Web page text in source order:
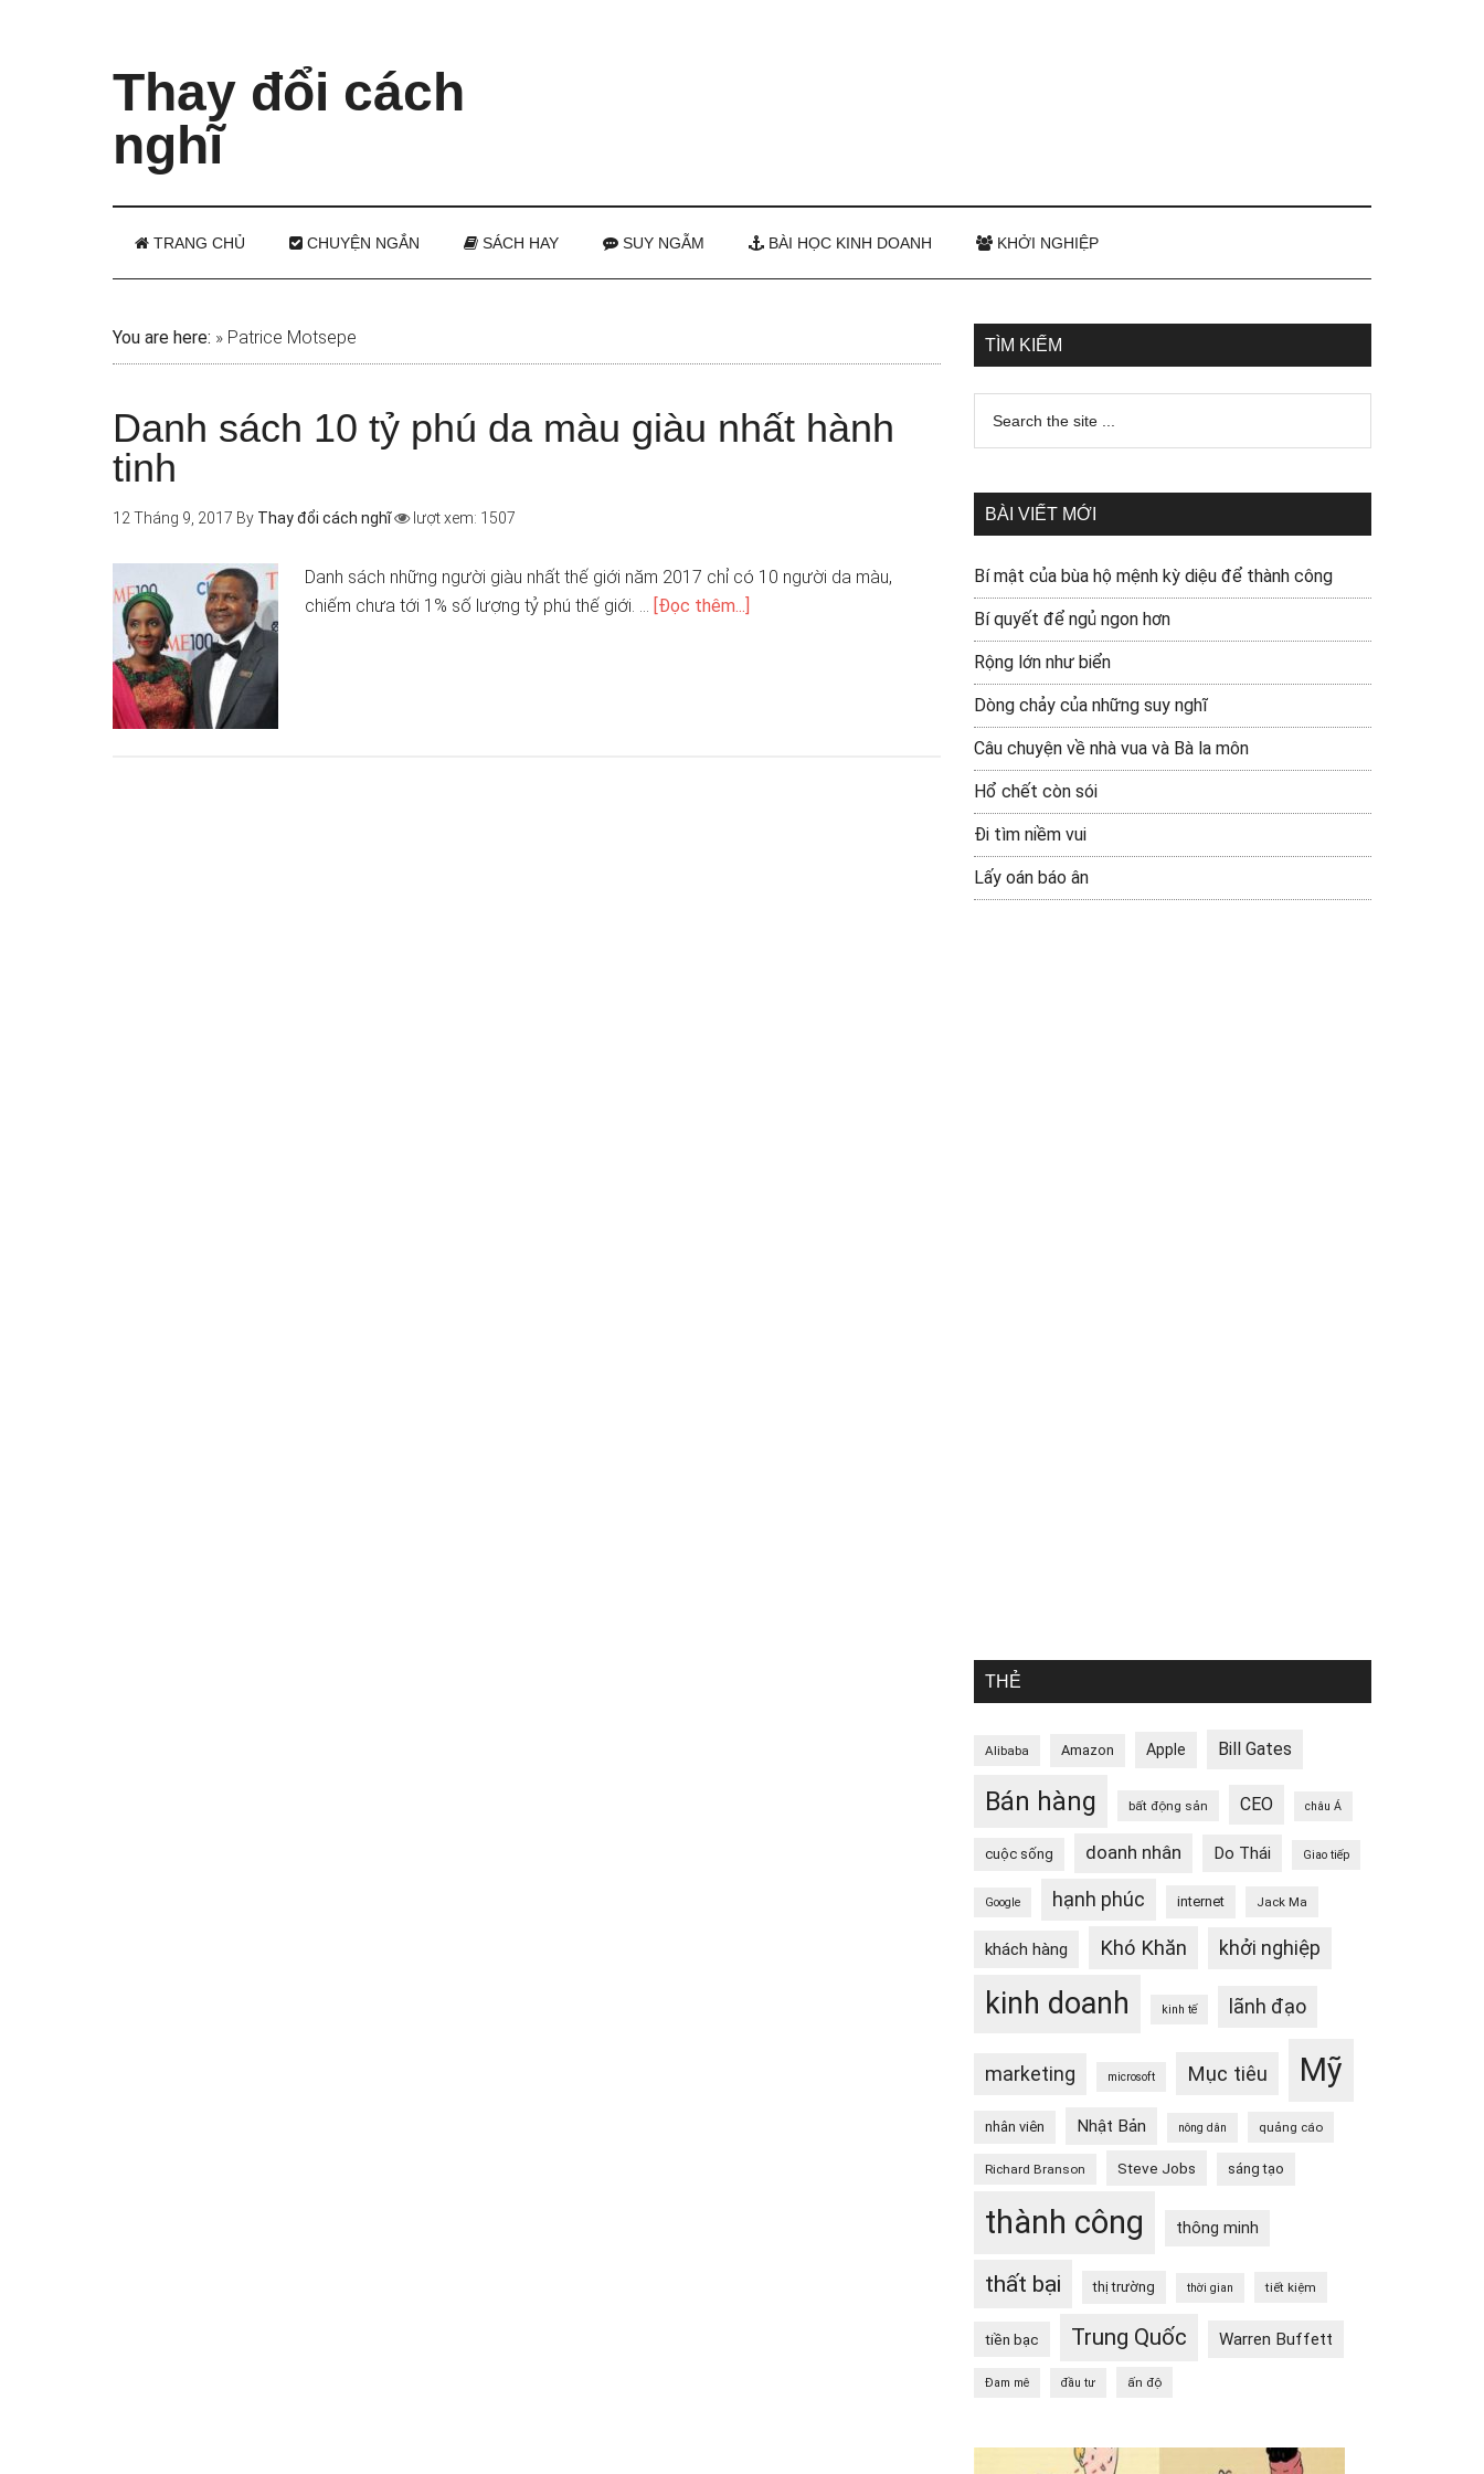
Thay đổi cách
nghĩ
TRANG CHỦ CHUYỆN NGẮN SÁCH HAY SUY NGẪM BÀI HỌC KINH DOANH KHỞI NGHIỆP
You are here: » Patrice Motsepe
Danh sách 10 tỷ phú da màu giàu nhất hành
tinh
12 Tháng 9, 2017 By Thay đổi cách nghĩ lượt xem: 1507
Danh sách những người giàu nhất thế giới năm 2017 chỉ có 10 người da màu,
chiếm chưa tới 1% số lượng tỷ phú thế giới. … [Đọc thêm...]
TÌM KIẾM
BÀI VIẾT MỚI
Bí mật của bùa hộ mệnh kỳ diệu để thành công
Bí quyết để ngủ ngon hơn
Rộng lớn như biển
Dòng chảy của những suy nghĩ
Câu chuyện về nhà vua và Bà la môn
Hổ chết còn sói
Đi tìm niềm vui
Lấy oán báo ân
THẺ
Alibaba Amazon Apple Bill Gates
Bán hàng bất động sản CEO châu Á
cuộc sống doanh nhân Do Thái Giao tiếp
Google hạnh phúc internet Jack Ma
khách hàng Khó Khăn khởi nghiệp
kinh doanh kinh tế lãnh đạo
marketing microsoft Mục tiêu Mỹ
nhân viên Nhật Bản nông dân quảng cáo
Richard Branson Steve Jobs sáng tạo
thành công thông minh
thất bại thị trường thời gian tiết kiệm
tiền bạc Trung Quốc Warren Buffett
Đam mê đầu tư ấn độ